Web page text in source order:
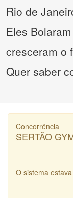
Rio de
Eles
cresceram o
Quer saber
Concorrência
SERTÃO
O sistema